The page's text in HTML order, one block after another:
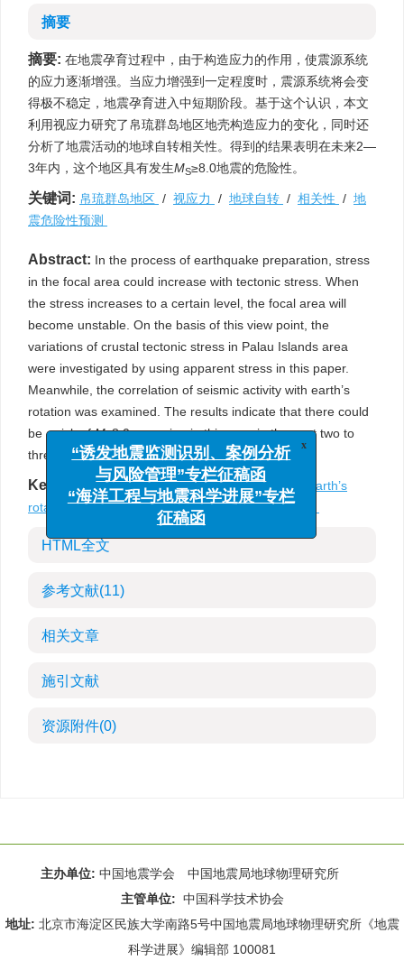
摘要
摘要: 在地震孕育过程中，由于构造应力的作用，使震源系统
的应力逐渐增强。当应力增强到一定程度时，震源系统将会变
得极不稳定，地震孕育进入中短期阶段。基于这个认识，本文
利用视应力研究了帛琉群岛地区地壳构造应力的变化，同时还
分析了地震活动的地球自转相关性。得到的结果表明在未来2—
3年内，这个地区具有发生MS≥8.0地震的危险性。
关键词: 帛琉群岛地区 / 视应力 / 地球自转 / 相关性 / 地
震危险性预测
Abstract: In the process of earthquake preparation, stress
in the focal area could increase with tectonic stress. When
the stress increases to a certain level, the focal area will
become unstable. On the basis of this view point, the
variations of crustal tectonic stress in Palau Islands area
were investigated by using apparent stress in this paper.
Meanwhile, the correlation of seismic activity with earth’s
rotation was examined. The results indicate that there could
be a risk ofM 8.0 occurring in this area in the next two to
three years.
Keywords: Palau Islands/apparent stress/
Earth’s
rotation/correlation/earthquake risk prediction
HTML全文
参考文献(11)
相关文章
施引文献
资源附件(0)
主办单位: 中国地震学会 中国地震局地球物理研究所
主管单位: 中国科学技术协会
地址: 北京市海淀区民族大学南路5号中国地震局地球物理研究所《地震
科学进展》编辑部 100081
“诱发地震监测识别、案例分析
与风险管理”专栏征稿函
“海洋工程与地震科学进展”专栏
征稿函